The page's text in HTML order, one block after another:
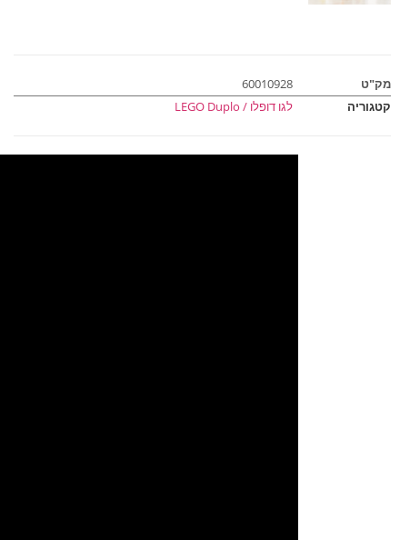
מק"ט
60010928
קטגוריה
לגו דופלו / LEGO Duplo